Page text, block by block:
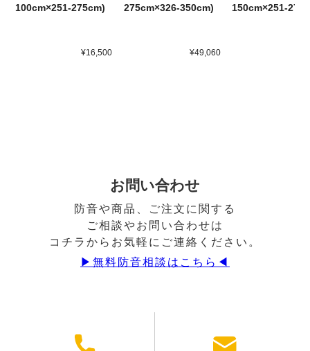
100cm×251-275cm)
¥16,500
275cm×326-350cm)
¥49,060
150cm×251-
お問い合わせ
防音や商品、ご注文に関する
ご相談やお問い合わせは
コチラからお気軽にご連絡ください。
▶︎無料防音相談はこちら◀︎